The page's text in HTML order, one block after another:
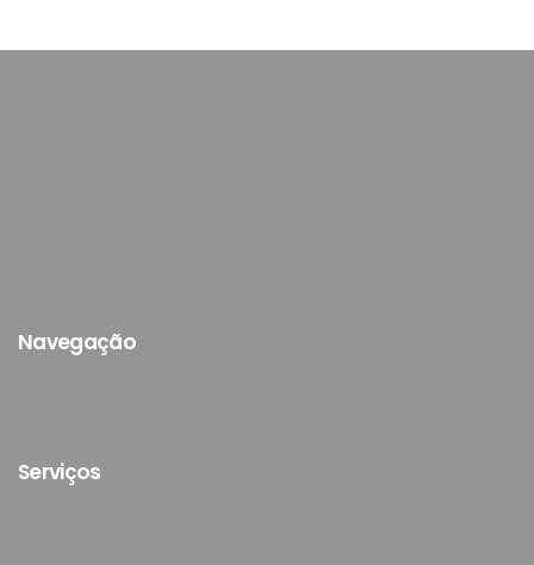
Navegação
Serviços